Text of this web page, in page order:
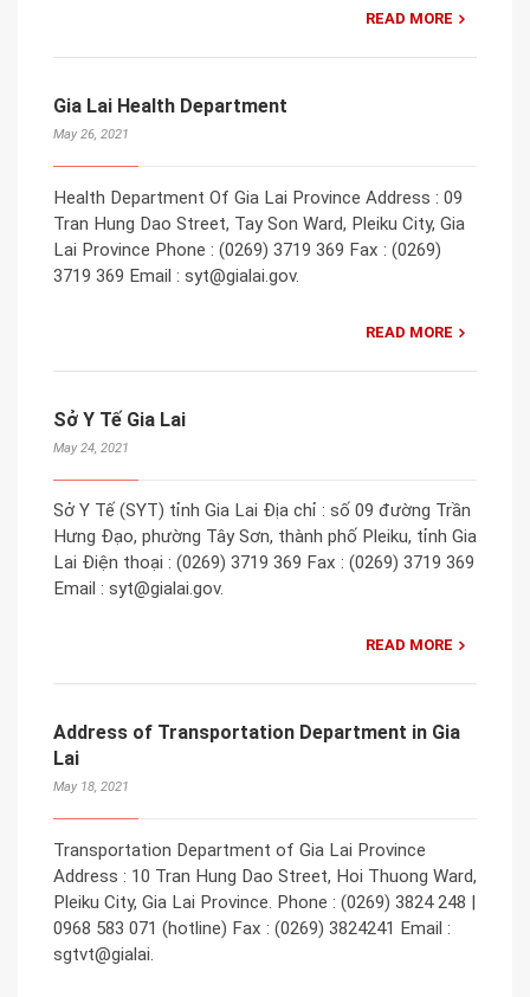
READ MORE
Gia Lai Health Department
May 26, 2021
Health Department Of Gia Lai Province Address : 09
Tran Hung Dao Street, Tay Son Ward, Pleiku City, Gia
Lai Province Phone : (0269) 3719 369 Fax : (0269)
3719 369 Email : syt@gialai.gov.
READ MORE
Sở Y Tế Gia Lai
May 24, 2021
Sở Y Tế (SYT) tỉnh Gia Lai Địa chỉ : số 09 đường Trần
Hưng Đạo, phường Tây Sơn, thành phố Pleiku, tỉnh Gia
Lai Điện thoại : (0269) 3719 369 Fax : (0269) 3719 369
Email : syt@gialai.gov.
READ MORE
Address of Transportation Department in Gia
Lai
May 18, 2021
Transportation Department of Gia Lai Province
Address : 10 Tran Hung Dao Street, Hoi Thuong Ward,
Pleiku City, Gia Lai Province. Phone : (0269) 3824 248 |
0968 583 071 (hotline) Fax : (0269) 3824241 Email :
sgtvt@gialai.